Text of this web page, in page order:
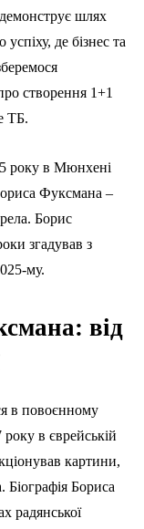
шлях
де бізнес та
створення 1+1
ТБ.
року в Мюнхені
Фуксмана –
Борис
згадував з
му.
від
в повоєнному
в єврейській
картини,
Бориса
радянської